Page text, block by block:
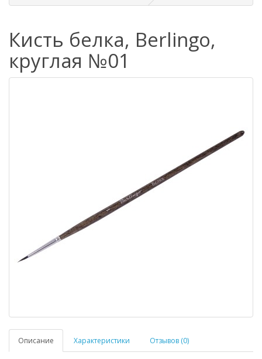
Кисть белка, Berlingo,
круглая №01
Описание Характеристики Отзывов (0)